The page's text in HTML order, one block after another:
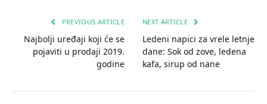
PREVIOUS ARTICLE
Najbolji uređaji koji će se
pojaviti u prodaji 2019.
godine
NEXT ARTICLE
Ledeni napici za vrele letnje
dane: Sok od zove, ledena
kafa, sirup od nane